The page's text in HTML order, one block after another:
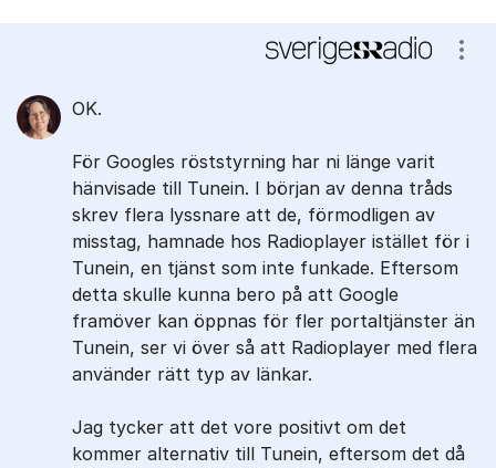
OK.
För Googles röststyrning har ni länge varit
hänvisade till Tunein. I början av denna tråds
skrev flera lyssnare att de, förmodligen av
misstag, hamnade hos Radioplayer istället för i
Tunein, en tjänst som inte funkade. Eftersom
detta skulle kunna bero på att Google
framöver kan öppnas för fler portaltjänster än
Tunein, ser vi över så att Radioplayer med flera
använder rätt typ av länkar.
Jag tycker att det vore positivt om det
kommer alternativ till Tunein, eftersom det då